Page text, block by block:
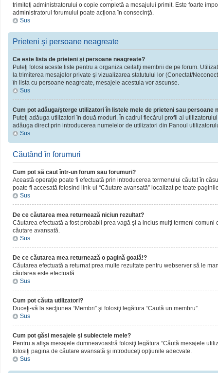
trimiteţi administratorului o copie completă a mesajului primit. Este foarte
administratorul forumului poate acţiona în consecinţă.
Sus
Prieteni şi persoane neagreate
Ce este lista de prieteni şi persoane neagreate?
Puteţi folosi aceste liste pentru a organiza ceilalţi membrii de pe forum.
la trimiterea mesajelor private şi vizualizarea statutului lor (Conectat/
în lista cu persoane neagreate, mesajele acestuia vor ascunse.
Sus
Cum pot adăuga/şterge utilizatori în listele mele de prieteni sau persoane
Puteţi adăuga utilizatori în două moduri. În cadrul fiecărui profil al
adăuga direct prin introducerea numelelor de utilizatori din Panoul
Sus
Căutând în forumuri
Cum pot să caut într-un forum sau forumuri?
Această operaţie poate fi efectuată prin introducerea termenului căutat în
poate fi accesată folosind link-ul “Căutare avansată” localizat pe toate
Sus
De ce căutarea mea returnează niciun rezultat?
Căutarea efectuată a fost probabil prea vagă şi a inclus mulţi termeni
căutare avansată.
Sus
De ce căutarea mea returnează o pagină goală!?
Căutarea efectuată a returnat prea multe rezultate pentru webserver să le
căutarea este efectuată.
Sus
Cum pot căuta utilizatori?
Duceţi-vă la secţiunea “Membri” şi folosiţi legătura “Caută un membru”.
Sus
Cum pot găsi mesajele şi subiectele mele?
Pentru a afişa mesajele dumneavoastră folosiţi legătura “Căută mesajele
folosiţi pagina de căutare avansată şi introduceţi opţiunile adecvate.
Sus